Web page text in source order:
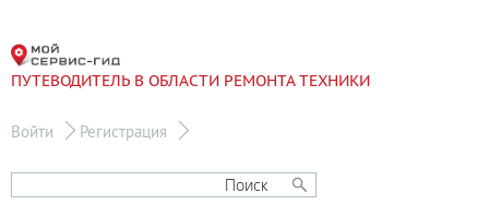
ПУТЕВОДИТЕЛЬ В ОБЛАСТИ РЕМОНТА ТЕХНИКИ
Войти Регистрация